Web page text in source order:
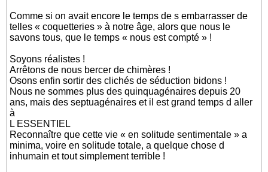
Comme si on avait encore le temps de s embarrasser de
telles « coquetteries » à notre âge, alors que nous le
savons tous, que le temps « nous est compté » !
Soyons réalistes !
Arrêtons de nous bercer de chimères !
Osons enfin sortir des clichés de séduction bidons !
Nous ne sommes plus des quinquagénaires depuis 20
ans, mais des septuagénaires et il est grand temps d aller
à
L ESSENTIEL
Reconnaître que cette vie « en solitude sentimentale » a
minima, voire en solitude totale, a quelque chose d
inhumain et tout simplement terrible !